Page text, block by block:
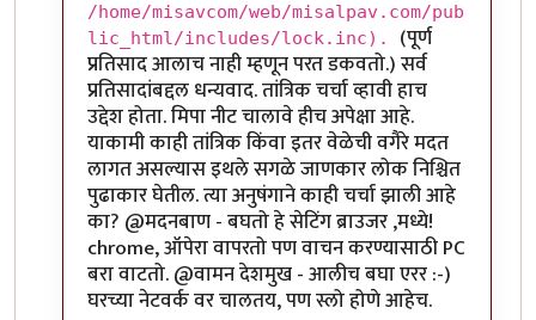
/home/misavcom/web/misalpav.com/pub
lic_html/includes/lock.inc). (पूर्ण
प्रतिसाद आलाच नाही म्हणून परत डकवतो.)सर्व
प्रतिसादांबद्दल धन्यवाद. तांत्रिक चर्चा व्हावी हाच
उद्देश होता. मिपा नीट चालावे हीच अपेक्षा आहे.
याकामी काही तांत्रिक किंवा इतर वेळेची वगैरे मदत
लागत असल्यास इथले सगळे जाणकार लोक निश्चित
पुढाकार घेतील. त्या अनुषंगाने काही चर्चा झाली आहे
का? @मदनबाण - बघतो हे सेटिंग ब्राउजर ,मध्ये!
chrome, ऑपेरा वापरतो पण वाचन करण्यासाठी PC
बरा वाटतो. @वामन देशमुख - आलीच बघा एरर :-)
घरच्या नेटवर्क वर चालतय, पण स्लो होणे आहेच.